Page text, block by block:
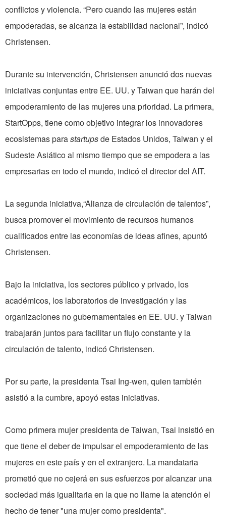
conflictos y violencia. “Pero cuando las mujeres están
empoderadas, se alcanza la estabilidad nacional”, indicó
Christensen.
Durante su intervención, Christensen anunció dos nuevas
iniciativas conjuntas entre EE. UU. y Taiwan que harán del
empoderamiento de las mujeres una prioridad. La primera,
StartOpps, tiene como objetivo integrar los innovadores
ecosistemas parastartupsde Estados Unidos, Taiwan y el
Sudeste Asiático al mismo tiempo que se empodera a las
empresarias en todo el mundo, indicó el director del AIT.
La segunda iniciativa,“Alianza de circulación de talentos”,
busca promover el movimiento de recursos humanos
cualificados entre las economías de ideas afines, apuntó
Christensen.
Bajo la iniciativa, los sectores público y privado, los
académicos, los laboratorios de investigación y las
organizaciones no gubernamentales en EE. UU. y Taiwan
trabajarán juntos para facilitar un flujo constante y la
circulación de talento, indicó Christensen.
Por su parte, la presidenta Tsai Ing-wen, quien también
asistió a la cumbre, apoyó estas iniciativas.
Como primera mujer presidenta de Taiwan, Tsai insistió en
que tiene el deber de impulsar el empoderamiento de las
mujeres en este país y en el extranjero. La mandataria
prometió que no cejerá en sus esfuerzos por alcanzar una
sociedad más igualitaria en la que no llame la atención el
hecho de tener "una mujer como presidenta".